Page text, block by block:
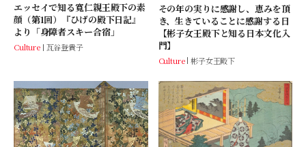
エッセイで知る寬仁親王殿下の素
顔（第1回）『ひげの殿下日記』
より「身障者スキー合宿」
Culture 瓦谷登貴子
その年の実りに感謝し、恵みを頂
き、生きていることに感謝する日
【彬子女王殿下と知る日本文化入
門】
Culture 彬子女王殿下